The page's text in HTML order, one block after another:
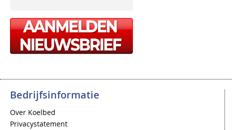
Bedrijfsinformatie
Over Koelbed
Privacystatement